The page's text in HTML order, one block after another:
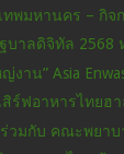
พมหานคร – กิจ
บาลดิจิทัล 2568
าน” Asia
ร์ฟอาหารไทยฮ
วมกับ คณะพยา